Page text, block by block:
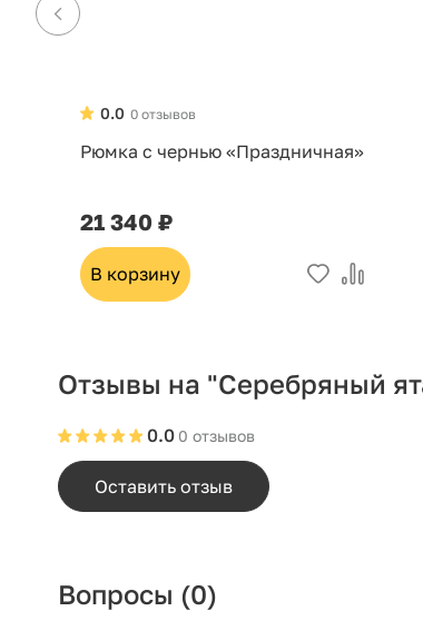
0 отзывов
0.0
Рюмка с чернью «Праздничная»
21 340 ₽
В корзину
Отзывы на "Серебряный
0 отзывов
0.0
Оставить отзыв
Вопросы (0)